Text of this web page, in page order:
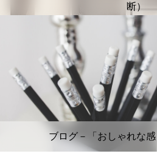
断）
ブログ－「おしゃれな